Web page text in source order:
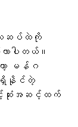
ေဆပ်ထဲကို
လာပါတယ်။
ာ့ မန်ဂ
နိုင်တဲ့
င့်ဆုံးအဆင့်ထက်